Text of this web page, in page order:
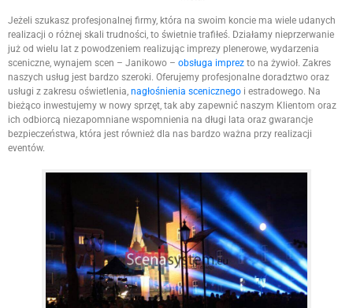
Jeżeli szukasz profesjonalnej firmy, która na swoim koncie ma wiele udanych
realizacji o różnej skali trudności, to świetnie trafiłeś. Działamy nieprzerwanie
już od wielu lat z powodzeniem realizując imprezy plenerowe, wydarzenia
sceniczne, wynajem scen – Janikowo – obsługa imprez to na żywioł. Zakres
naszych usług jest bardzo szeroki. Oferujemy profesjonalne doradztwo oraz
usługi z zakresu oświetlenia, nagłośnienia scenicznego i estradowego. Na
bieżąco inwestujemy w nowy sprzęt, tak aby zapewnić naszym Klientom oraz
ich odbiorcą niezapomniane wspomnienia na długi lata oraz gwarancje
bezpieczeństwa, która jest również dla nas bardzo ważna przy realizacji
eventów.